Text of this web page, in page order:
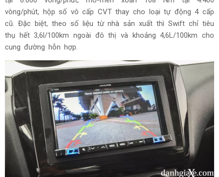
vòng/phút, hộp số vô cấp CVT thay cho loại tự động 4 cấp
cũ. Đặc biệt, theo số liệu từ nhà sản xuất thì Swift chỉ tiêu
thụ hết 3,6l/100km ngoài đô thị và khoảng 4,6L/100km cho
cung đường hỗn hợp.